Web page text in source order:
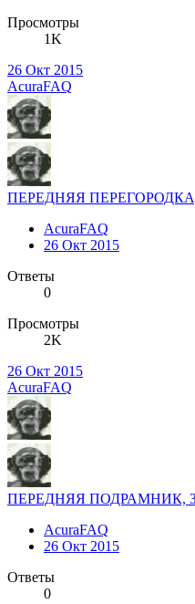
Просмотры
1K
26 Окт 2015
AcuraFAQ
ПЕРЕДНЯЯ
AcuraFAQ
26 Окт 2015
Ответы
0
Просмотры
2K
26 Окт 2015
AcuraFAQ
ПЕРЕДНЯЯ ПОДРАМНИК,
AcuraFAQ
26 Окт 2015
Ответы
0